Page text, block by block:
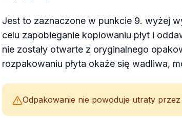
Jest to zaznaczone w punkcie 9. wyżej
celu zapobieganie kopiowaniu płyt i
nie zostały otwarte z oryginalnego
rozpakowaniu płyta okaże się wadliwa,
Odpakowanie nie powoduje utraty